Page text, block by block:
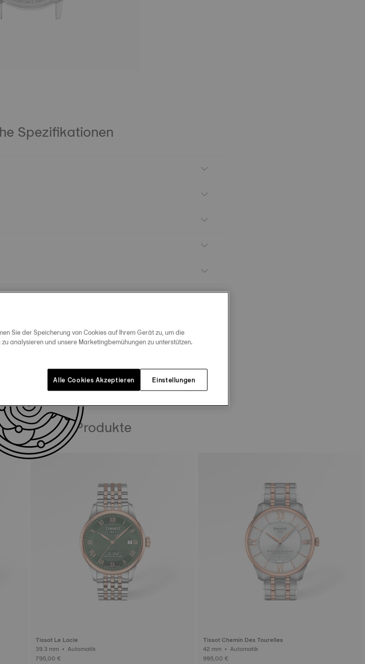
Spezifikationen
Armbandlänge
ähnliche Produkte
Tissot Le Locle
39.3 mm • Automatik
795,00 €
Tissot Chemin Des Tourelles
42 mm • Automatik
995,00 €
Sie der Speicherung von Cookies auf Ihrem Gerät zu, um die
analysieren und unsere Marketingbemühungen zu unterstützen.
Einstellungen
Alle Cookies Akzeptieren